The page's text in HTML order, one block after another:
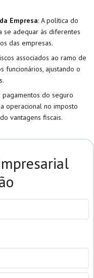
Empresa: A política do
se adequar às diferentes
das empresas.
associados ao ramo de
funcionários, ajustando o
pagamentos do seguro
operacional no imposto
vantagens fiscais.